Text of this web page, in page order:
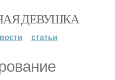
ДЕВУШКА
статьи